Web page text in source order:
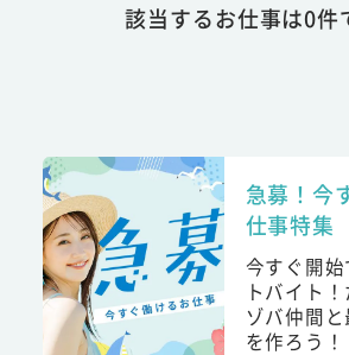
該当するお仕事は0件
急募！今
仕事特集
今すぐ開
トバイト
ゾバ仲間
を作ろう！